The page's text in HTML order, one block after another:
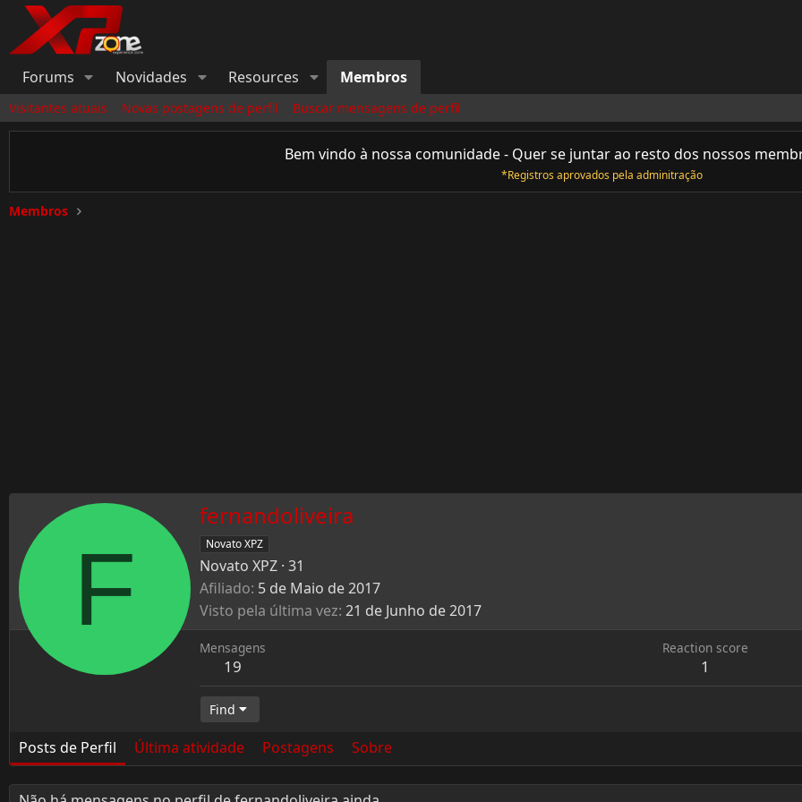
Forums Novidades Resources Membros
Visitantes atuais Novas postagens de perfil Buscar mensagens de perfil
Bem vindo à nossa comunidade - Quer se juntar ao resto dos nossos
*Registros aprovados pela adminitração
Membros
F
fernandoliveira
Novato XPZ
Novato XPZ · 31
Afiliado 5 de Maio de 2017
Visto pela última vez 21 de Junho de 2017
Mensagens
19
Reaction score
1
Find
Posts de Perfil Última atividade Postagens Sobre